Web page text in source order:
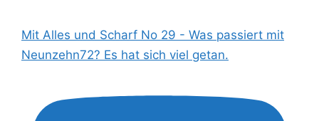
Mit Alles und Scharf No 29 - Was passiert mit
Neunzehn72? Es hat sich viel getan.